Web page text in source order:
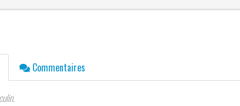
Commentaires